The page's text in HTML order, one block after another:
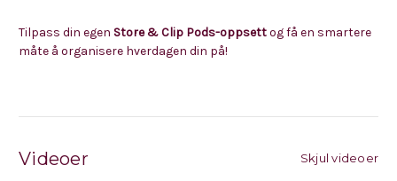
Tilpass din egen Store & Clip Pods-oppsettog få en smartere
måte å organisere hverdagen din på!
Videoer Skjul videoer